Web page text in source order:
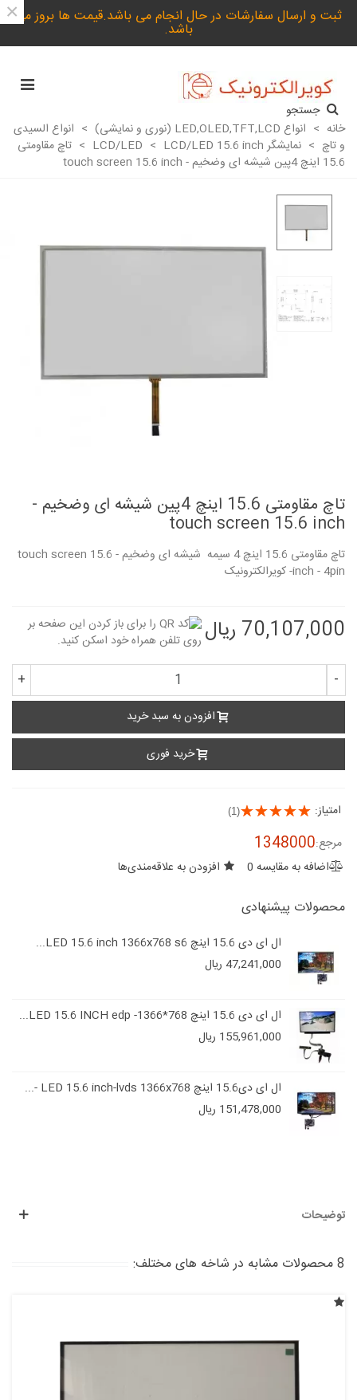
ثبت و ارسال سفارشات در حال انجام می باشد.قیمت ها بروز می
باشد.
×
جستجو
خانه > انواع LED,OLED,TFT,LCD (نوری و نمایشی) > انواع السیدی
و تاچ > نمایشگر LCD/LED > LCD/LED 15.6 inch
> تاچ مقاومتی
15.6 اینچ 4پین شیشه ای وضخیم - touch screen 15.6 inch
تاچ مقاومتی 15.6 اینچ 4پین شیشه ای وضخیم -
touch screen 15.6 inch
تاچ مقاومتی 15.6 اینچ 4 سیمه شیشه ای وضخیم - touch screen 15.6
inch - 4pin- کویرالکترونیک
70,107,000 ریال
-
+
افزودن به سبد خرید
خرید فوری
امتیاز: (1)
مرجع:1348000
اضافه به مقایسه 0 افزودن به علاقه‌مندی‌ها
محصولات پیشنهادی
ال ای دی 15.6 اینچ LED 15.6 inch 1366x768 s6...
47,241,000 ریال
ال ای دی 15.6 اینچ LED 15.6 INCH edp -1366*768...
155,961,000 ریال
ال ای دی15.6 اینچ LED 15.6 inch-lvds 1366x768 -...
151,478,000 ریال
توضیحات
8 محصولات مشابه در شاخه های مختلف: